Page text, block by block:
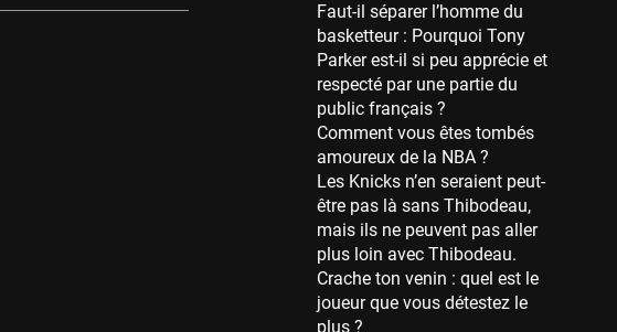
52 sessions
Atlanta Hawks
45 sessions
Chicago Bulls
41 sessions
Memphis Grizzlies
39 sessions
Cleveland Cavaliers
Orlando Magic
36 sessions
Faut-il séparer l’homme du
basketteur : Pourquoi Tony
Parker est-il si peu apprécie et
respecté par une partie du
public français ?
Comment vous êtes tombés
amoureux de la NBA ?
Les Knicks n’en seraient peut-
être pas là sans Thibodeau,
mais ils ne peuvent pas aller
plus loin avec Thibodeau.
Crache ton venin : quel est le
joueur que vous détestez le
plus ?